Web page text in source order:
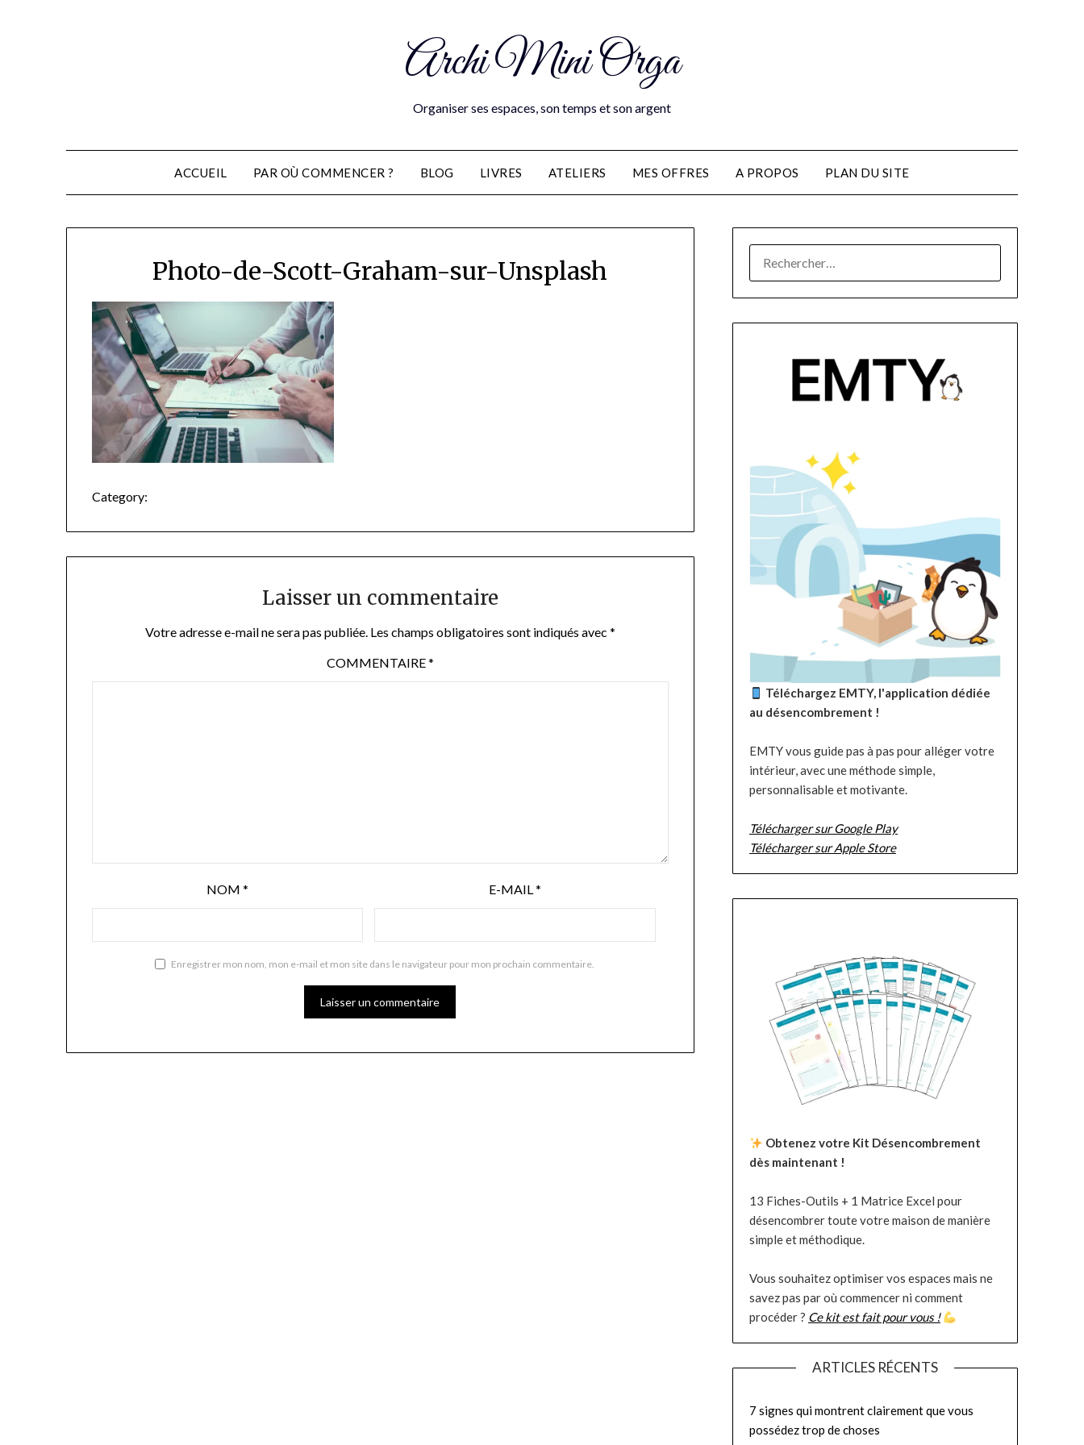
Archi Mini Orga
Organiser ses espaces, son temps et son argent
ACCUEIL PAR OÙ COMMENCER ? BLOG LIVRES ATELIERS MES OFFRES A PROPOS PLAN DU SITE
Photo-de-Scott-Graham-sur-Unsplash
Category:
Laisser un commentaire
Votre adresse e-mail ne sera pas publiée. Les champs obligatoires sont indiqués avec *
COMMENTAIRE*
NOM* E-MAIL*
Enregistrer mon nom, mon e-mail et mon site dans le navigateur pour mon prochain commentaire.
Téléchargez EMTY, l'application dédiée
au désencombrement !
EMTY vous guide pas à pas pour alléger votre
intérieur, avec une méthode simple,
personnalisable et motivante.
Télécharger sur Google Play
Télécharger sur Apple Store
Obtenez votre Kit Désencombrement
dès maintenant !
13 Fiches-Outils + 1 Matrice Excel pour
désencombrer toute votre maison de manière
simple et méthodique.
Vous souhaitez optimiser vos espaces mais ne
savez pas par où commencer ni comment
procéder ? Ce kit est fait pour vous !
ARTICLES RÉCENTS
7 signes qui montrent clairement que vous
possédez trop de choses